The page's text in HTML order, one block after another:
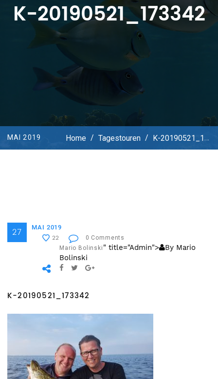
K-20190521_173342
MAI 2019 Home / Tagestouren / K-20190521_173342
27 MAI 2019
22
0 Comments
Mario Bolinski " title="Admin">
By Mario
Bolinski
K-20190521_173342